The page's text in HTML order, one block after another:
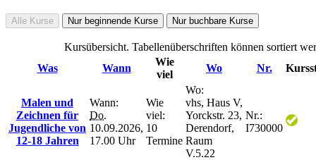
Alle Kurse Nur beginnende Kurse Nur buchbare Kurse
Kursübersicht. Tabellenüberschriften können sortiert
Was
Wann
Wie
viel
Wo Nr.
Malen und
Zeichnen für
Jugendliche von
12-18 Jahren
Wann:
Do.
10.09.2026,
17.00 Uhr
Wie
viel:
10
Termine
Wo:
vhs, Haus V,
Yorckstr. 23,
Derendorf,
Raum
V.5.22
Nr.:
I730000